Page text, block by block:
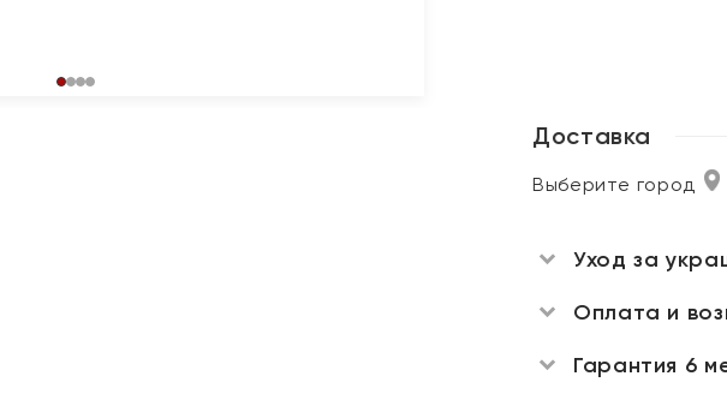
Доставка
Выберите город
Уход за
Оплата и
Гарантия 6